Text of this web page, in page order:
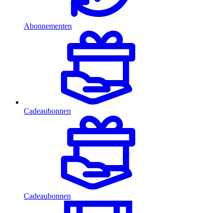
Abonnementen
Cadeaubonnen
Cadeaubonnen